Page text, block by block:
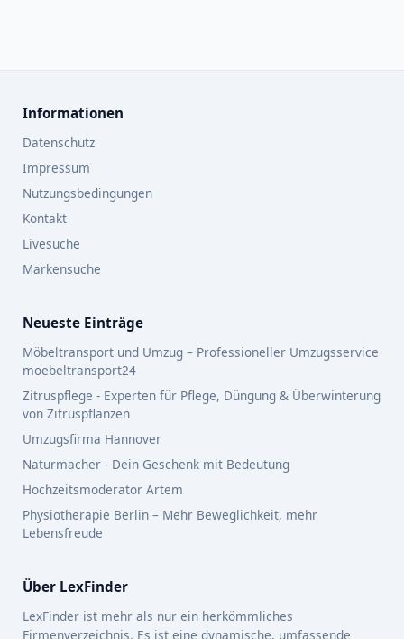
Informationen
Datenschutz
Impressum
Nutzungsbedingungen
Kontakt
Livesuche
Markensuche
Neueste Einträge
Möbeltransport und Umzug – Professioneller Umzugsservice
moebeltransport24
Zitruspflege - Experten für Pflege, Düngung & Überwinterung
von Zitruspflanzen
Umzugsfirma Hannover
Naturmacher - Dein Geschenk mit Bedeutung
Hochzeitsmoderator Artem
Physiotherapie Berlin – Mehr Beweglichkeit, mehr
Lebensfreude
Über LexFinder
LexFinder ist mehr als nur ein herkömmliches
Firmenverzeichnis. Es ist eine dynamische, umfassende